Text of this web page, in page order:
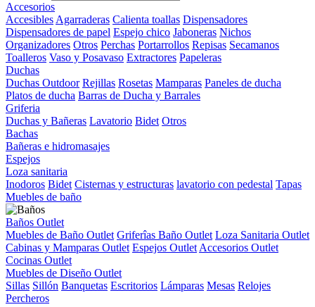
Accesorios
Accesibles Agarraderas Calienta toallas Dispensadores
Dispensadores de papel Espejo chico Jaboneras Nichos
Organizadores Otros Perchas Portarrollos Repisas Secamanos
Toalleros Vaso y Posavaso Extractores Papeleras
Duchas
Duchas Outdoor Rejillas Rosetas Mamparas Paneles de ducha
Platos de ducha Barras de Ducha y Barrales
Griferia
Duchas y Bañeras Lavatorio Bidet Otros
Bachas
Bañeras e hidromasajes
Espejos
Loza sanitaria
Inodoros Bidet Cisternas y estructuras lavatorio con pedestal Tapas
Muebles de baño
Baños Outlet
Muebles de Baño Outlet Griferîas Baño Outlet Loza Sanitaria Outlet
Cabinas y Mamparas Outlet Espejos Outlet Accesorios Outlet
Cocinas Outlet
Muebles de Diseño Outlet
Sillas Sillón Banquetas Escritorios Lámparas Mesas Relojes
Percheros